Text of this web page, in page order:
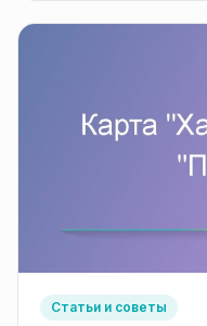
Статьи и советы